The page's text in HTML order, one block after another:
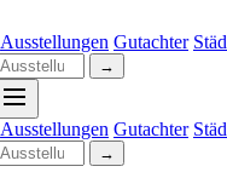
Ausstellungen Gutachter
→
Ausstellungen Gutachter
→